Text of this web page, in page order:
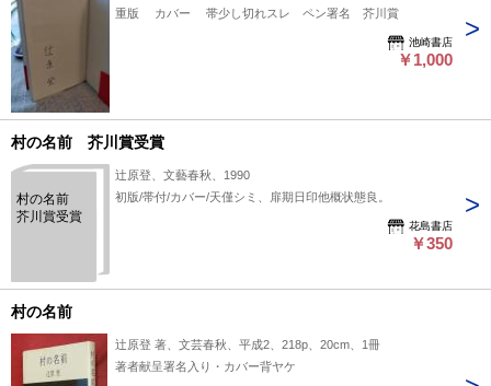
重版 カバー 帯少し切れスレ ペン署名 芥川賞
池崎書店
￥1,000
村の名前 芥川賞受賞
村の名前
芥川賞受賞
辻原登、文藝春秋、1990
初版/帯付/カバー/天僅シミ、扉期日印他概状態良。
花島書店
￥350
村の名前
辻原登 著、文芸春秋、平成2、218p、20cm、1冊
著者献呈署名入り・カバー背ヤケ